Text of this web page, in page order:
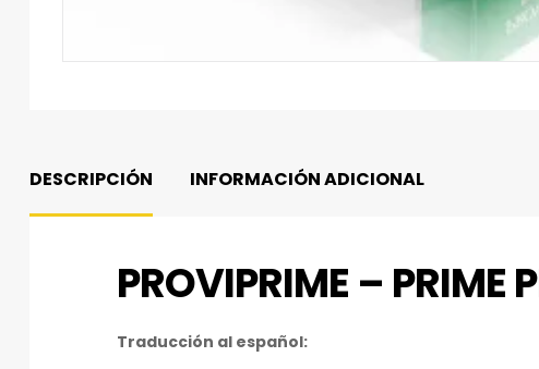
DESCRIPCIÓN INFORMACIÓN ADICIONAL
PROVIPRIME – PRIME
Traducción al español: